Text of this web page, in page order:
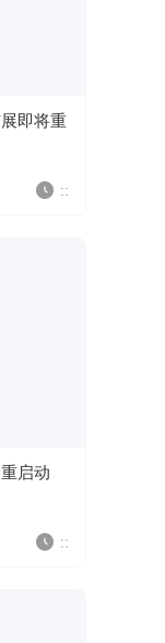
展即将重
::
启动
::